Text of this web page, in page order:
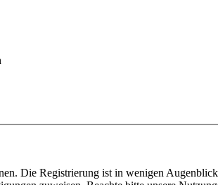
Die Registrierung ist in wenigen